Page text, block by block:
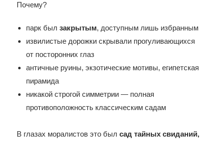
Почему?
парк былзакрытым, доступным лишь избранным
извилистые дорожки скрывали прогуливающихся
от посторонних глаз
античные руины, экзотические мотивы, египетская
пирамида
никакой строгой симметрии — полная
противоположность классическим садам
В глазах моралистов это былсад тайных свиданий,